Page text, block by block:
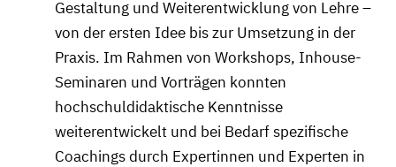
Gestaltung und Weiterentwicklung von Lehre –
von der ersten Idee bis zur Umsetzung in der
Praxis. Im Rahmen von Workshops, Inhouse-
Seminaren und Vorträgen konnten
hochschuldidaktische Kenntnisse
weiterentwickelt und bei Bedarf spezifische
Coachings durch Expertinnen und Experten in